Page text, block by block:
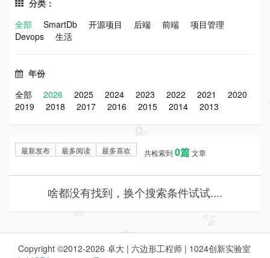
分类：
全部
SmartDb 开源项目 后端 前端
项目管理
Devops
生活
年份
全部
2026 2025 2024 2023 2022 2021
2020
2019
2018 2017 2016 2015 2014 2013
最新发布 最多阅读 最多喜欢 共检索到 0篇文章
啥都没有找到，换个搜索条件试试....
Copyright ©2012-2026 卓大 | 六边形工程师 | 1024创新实验室